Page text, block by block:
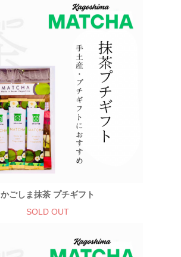
かごしま抹茶 プチギフト
SOLD OUT